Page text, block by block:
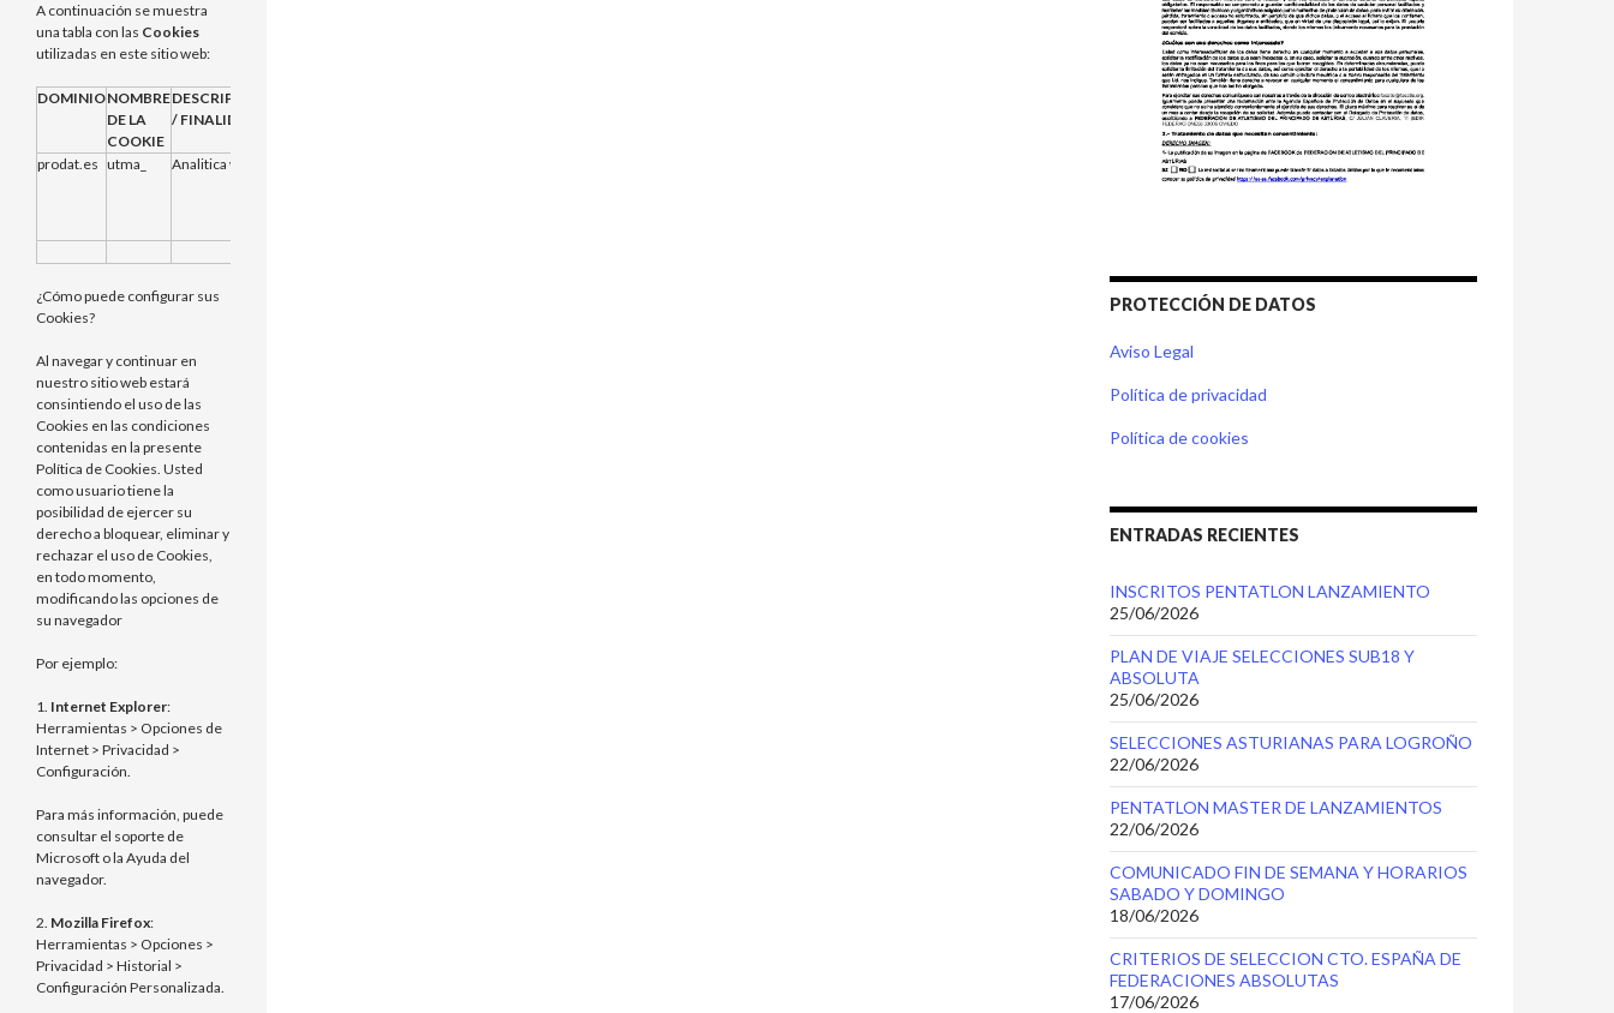
PROTECCIÓN DE DATOS
Aviso Legal
Política de privacidad
Política de cookies
ENTRADAS RECIENTES
INSCRITOS PENTATLON LANZAMIENTO
25/06/2026
PLAN DE VIAJE SELECCIONES SUB18 Y
ABSOLUTA
25/06/2026
SELECCIONES ASTURIANAS PARA LOGROÑO
22/06/2026
PENTATLON MASTER DE LANZAMIENTOS
22/06/2026
COMUNICADO FIN DE SEMANA Y HORARIOS
SABADO Y DOMINGO
18/06/2026
CRITERIOS DE SELECCION CTO. ESPAÑA DE
FEDERACIONES ABSOLUTAS
17/06/2026
A continuación se muestra
una tabla con las Cookies
utilizadas en este sitio web:
DOMINIONOMBRE
DE LA
COOKIE
DESCRIPCION
/ FINALIDAD
prodat.es utma_ Analitica web
¿Cómo puede configurar sus
Cookies?
Al navegar y continuar en
nuestro sitio web estará
consintiendo el uso de las
Cookies en las condiciones
contenidas en la presente
Política de Cookies. Usted
como usuario tiene la
posibilidad de ejercer su
derecho a bloquear, eliminar y
rechazar el uso de Cookies,
en todo momento,
modificando las opciones de
su navegador
Por ejemplo:
1. Internet Explorer:
Herramientas > Opciones de
Internet > Privacidad >
Configuración.
Para más información, puede
consultar el soporte de
Microsoft o la Ayuda del
navegador.
2. Mozilla Firefox:
Herramientas > Opciones >
Privacidad > Historial >
Configuración Personalizada.